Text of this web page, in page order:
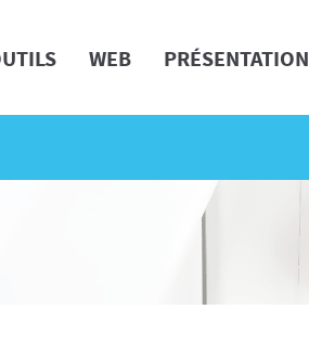
WEB PRÉSENTATION